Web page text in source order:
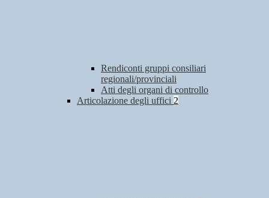
Rendiconti gruppi consiliari
regionali/provinciali
Atti degli organi di controllo
Articolazione degli uffici 2